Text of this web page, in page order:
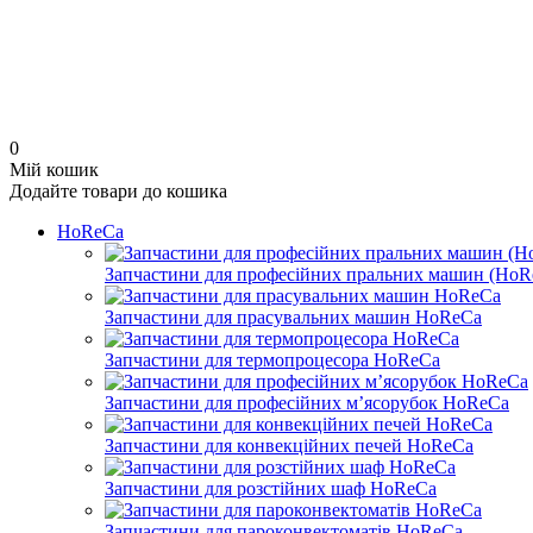
0
Мій кошик
Додайте товари до кошика
HoReCa
Запчастини для професійних пральних машин
Запчастини для прасувальних машин HoReCa
Запчастини для термопроцесора HoReCa
Запчастини для професійних м’ясорубок HoReCa
Запчастини для конвекційних печей HoReCa
Запчастини для розстійних шаф HoReCa